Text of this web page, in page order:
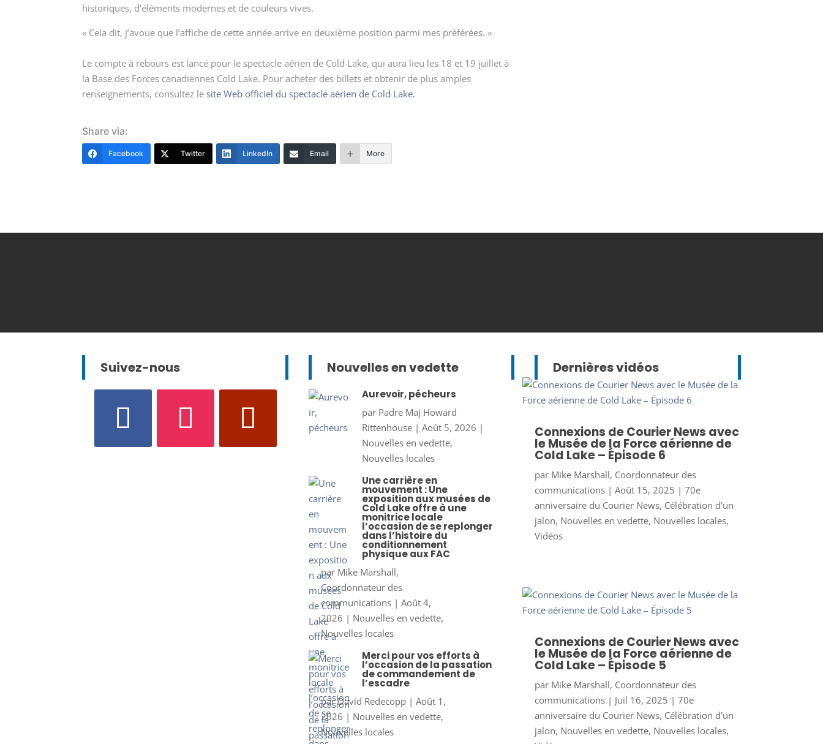
historiques, d’éléments modernes et de couleurs vives.
« Cela dit, j’avoue que l’affiche de cette année arrive en deuxième position parmi mes préférées. »
Le compte à rebours est lancé pour le spectacle aérien de Cold Lake, qui aura lieu les 18 et 19 juillet à
la Base des Forces canadiennes Cold Lake. Pour acheter des billets et obtenir de plus amples
renseignements, consultez lesite Web officiel du spectacle aérien de Cold Lake.
Share via:
Facebook Twitter LinkedIn Email More
Suivez-nous Nouvelles en vedette
Aurevoir, pécheurs
par Padre Maj Howard
Rittenhouse| Août 5, 2026 |
Nouvelles en vedette,
Nouvelles locales
Une carrière en
mouvement : Une
exposition aux musées de
Cold Lake offre à une
monitrice locale
l’occasion de se replonger
dans l’histoire du
conditionnement
physique aux FAC
par Mike Marshall,
Coordonnateur des
communications| Août 4,
2026 | Nouvelles en vedette,
Nouvelles locales
Merci pour vos efforts à
l’occasion de la passation
de commandement de
l’escadre
parDavid Redecopp| Août 1,
2026 | Nouvelles en vedette,
Nouvelles locales
Dernières vidéos
Connexions de Courier News avec
le Musée de la Force aérienne de
Cold Lake – Épisode 6
par Mike Marshall, Coordonnateur des
communications| Août 15, 2025 | 70e
anniversaire du Courier News, Célébration d'un
jalon, Nouvelles en vedette, Nouvelles locales,
Vidéos
Connexions de Courier News avec
le Musée de la Force aérienne de
Cold Lake – Épisode 5
par Mike Marshall, Coordonnateur des
communications| Juil 16, 2025 | 70e
anniversaire du Courier News, Célébration d'un
jalon, Nouvelles en vedette, Nouvelles locales,